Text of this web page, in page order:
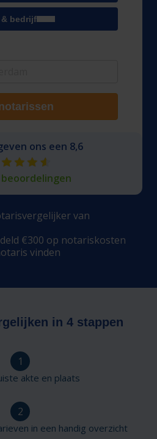
bedrijf
ons een 8,6
beoordelingen
van
€300 op notariskosten
vinden
in 4 stappen
1
akte en plaats
2
in een handig overzicht